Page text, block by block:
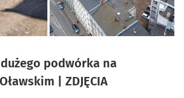
podwórka na
| ZDJĘCIA